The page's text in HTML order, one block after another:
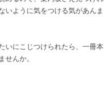
いように気をつける気があんま
いにこじつけられたら、一冊本
んか。